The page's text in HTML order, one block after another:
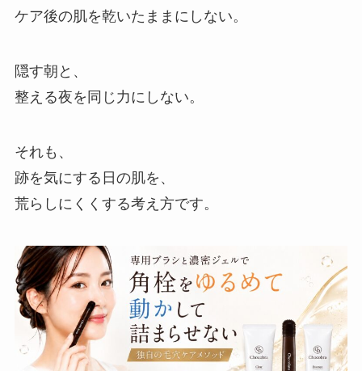
ケア後の肌を乾いたままにしない。
隠す朝と、
整える夜を同じ力にしない。
それも、
跡を気にする日の肌を、
荒らしにくくする考え方です。